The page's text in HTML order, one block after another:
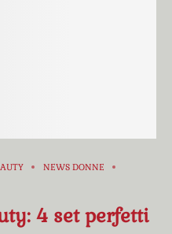
NEWS DONNE
4 set perfetti